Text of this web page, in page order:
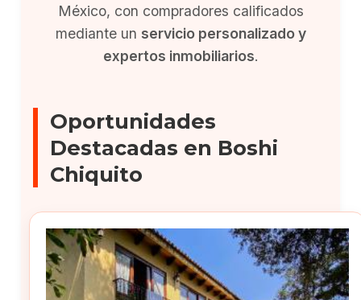
México, con compradores calificados
mediante un servicio personalizado y
expertos inmobiliarios.
Oportunidades
Destacadas en Boshi
Chiquito